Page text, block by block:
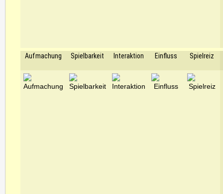
Aufmachung Spielbarkeit Interaktion Einfluss Spielreiz